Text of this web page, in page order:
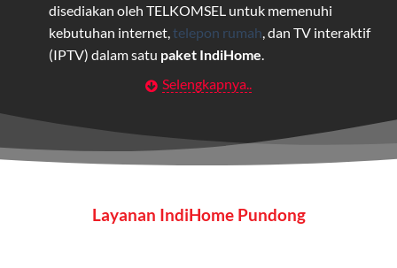
disediakan oleh TELKOMSEL untuk memenuhi
kebutuhan internet, telepon rumah , dan TV interaktif
(IPTV) dalam satu paket IndiHome
Layanan Wifi Indihome ini dirancang untuk
maupun individu yang membutuhkan konektivitas dan
hiburan berkualitas tinggi.
Selengkapnya..
Layanan IndiHome Pundong